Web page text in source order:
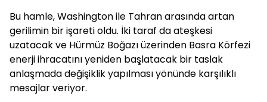
Bu hamle, Washington ile Tahran arasında artan
gerilimin bir işareti oldu. İki taraf da ateşkesi
uzatacak ve Hürmüz Boğazı üzerinden Basra Körfezi
enerji ihracatını yeniden başlatacak bir taslak
anlaşmada değişiklik yapılması yönünde karşılıklı
mesajlar veriyor.